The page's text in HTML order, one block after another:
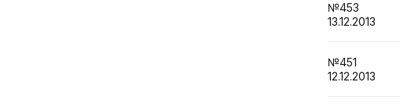
№453
13.12.2013
№451
12.12.2013